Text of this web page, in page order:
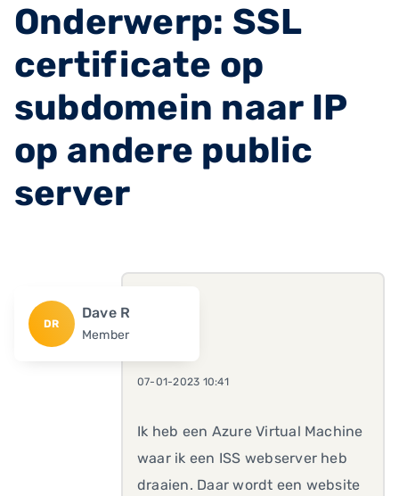
Onderwerp: SSL
certificate op
subdomein naar IP
op andere public
server
DR
Dave R
Member
07-01-2023 10:41
Ik heb een Azure Virtual Machine
waar ik een ISS webserver heb
draaien. Daar wordt een website